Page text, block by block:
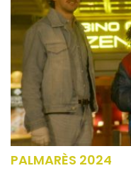
PALMARÈS 2024